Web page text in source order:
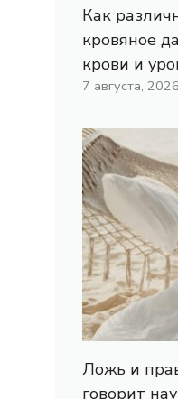
Как
кровяное
крови и
7 августа, 2026
Ложь и
говорит